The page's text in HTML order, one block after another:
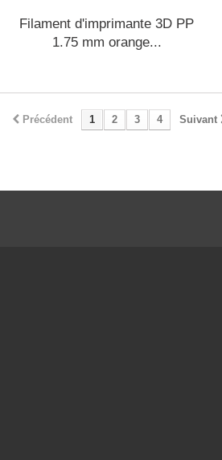
Filament d'imprimante 3D PP
1.75 mm orange...
Précédent 1 2 3 4 Suivant